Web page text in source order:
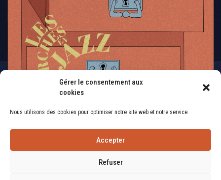
Gérer le consentement aux
cookies
Nous utilisons des cookies pour optimiser notre site web et notre service.
Accepter
Refuser